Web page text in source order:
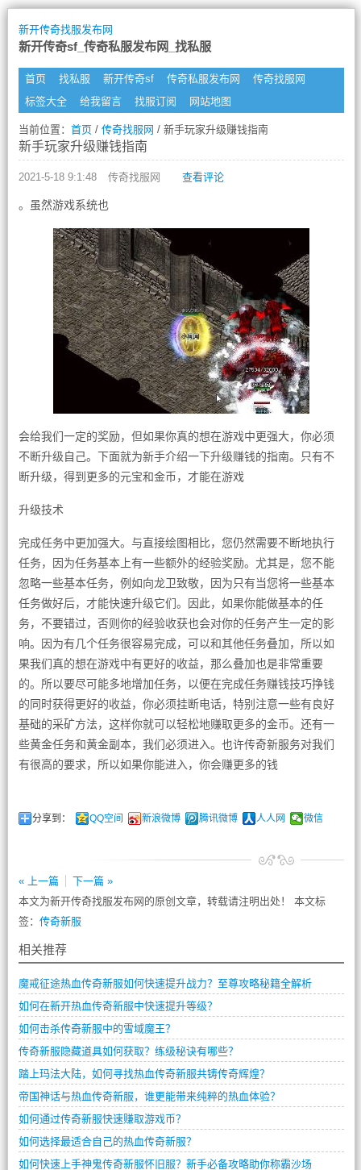
新开传奇找服发布网
新开传奇sf_传奇私服发布网_找私服
首页 找私服 新开传奇sf 传奇私服发布网
传奇找服网
标签大全
给我留言 找服订阅 网站地图
当前位置： 首页/ 传奇找服网 / 新手玩家升级赚钱指南
新手玩家升级赚钱指南
2021-5-18 9:1:48 传奇找服网 查看评论
。虽然游戏系统也
会给我们一定的奖励，但如果你真的想在游戏中更强大，你必须
不断升级自己。下面就为新手介绍一下升级赚钱的指南。只有不
断升级，得到更多的元宝和金币，才能在游戏
升级技术
完成任务中更加强大。与直接绘图相比，您仍然需要不断地执行
任务，因为任务基本上有一些额外的经验奖励。尤其是，您不能
忽略一些基本任务，例如向龙卫致敬，因为只有当您将一些基本
任务做好后，才能快速升级它们。因此，如果你能做基本的任
务，不要错过，否则你的经验收获也会对你的任务产生一定的影
响。因为有几个任务很容易完成，可以和其他任务叠加，所以如
果我们真的想在游戏中有更好的收益，那么叠加也是非常重要
的。所以要尽可能多地增加任务，以便在完成任务赚钱技巧挣钱
的同时获得更好的收益，你必须挂断电话，特别注意一些有良好
基础的采矿方法，这样你就可以轻松地赚取更多的金币。还有一
些黄金任务和黄金副本，我们必须进入。也许传奇新服务对我们
有很高的要求，所以如果你能进入，你会赚更多的钱
分享到： QQ空间 新浪微博 腾讯微博 人人网 微信
« 上一篇
下一篇 »
本文为新开传奇找服发布网的原创文章，转载请注明出处！ 本文标
签： 传奇新服
相关推荐
魔戒征途热血传奇新服如何快速提升战力？至尊攻略秘籍全解析
如何在新开热血传奇新服中快速提升等级？
如何击杀传奇新服中的雪域魔王？
传奇新服隐藏道具如何获取？练级秘诀有哪些？
踏上玛法大陆，如何寻找热血传奇新服共铸传奇辉煌？
帝国神话与热血传奇新服，谁更能带来纯粹的热血体验？
如何通过传奇新服快速赚取游戏币？
如何选择最适合自己的热血传奇新服？
如何快速上手神鬼传奇新服怀旧服？新手必备攻略助你称霸沙场